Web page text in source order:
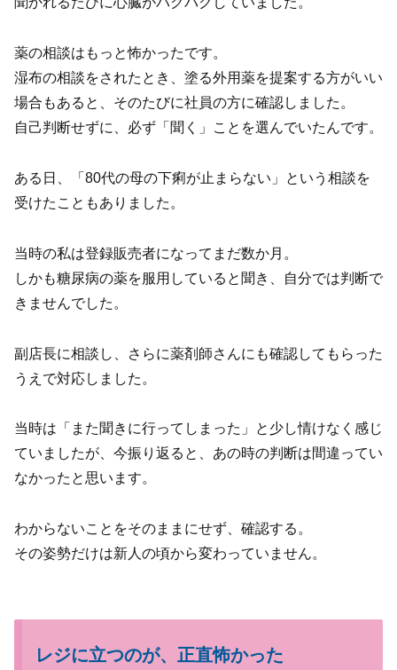
薬の相談はもっと怖かったです。
湿布の相談をされたとき、塗る外用薬を提案する方がいい
場合もあると、そのたびに社員の方に確認しました。
自己判断せずに、必ず「聞く」ことを選んでいたんです。
ある日、「80代の母の下痢が止まらない」という相談を
受けたこともありました。
当時の私は登録販売者になってまだ数か月。
しかも糖尿病の薬を服用していると聞き、自分では判断で
きませんでした。
副店長に相談し、さらに薬剤師さんにも確認してもらった
うえで対応しました。
当時は「また聞きに行ってしまった」と少し情けなく感じ
ていましたが、今振り返ると、あの時の判断は間違ってい
なかったと思います。
わからないことをそのままにせず、確認する。
その姿勢だけは新人の頃から変わっていません。
レジに立つのが、正直怖かった